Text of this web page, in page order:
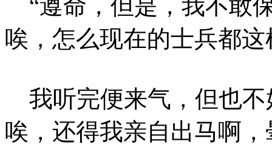
“遵命，但是，我不敢
唉，怎么现在的士兵都这
我听完便来气，但也不
唉，还得我亲自出马啊